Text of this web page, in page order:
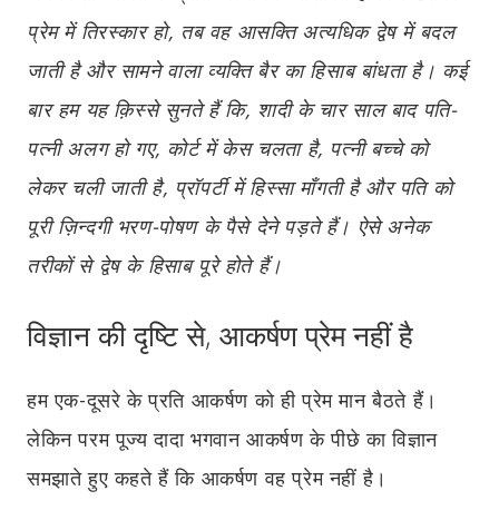
प्रेम में तिरस्कार हो, तब वह आसक्ति अत्यधिक द्वेष में बदल
जाती है और सामने वाला व्यक्ति बैर का हिसाब बांधता है। कई
बार हम यह क़िस्से सुनते हैं कि, शादी के चार साल बाद पति-
पत्नी अलग हो गए, कोर्ट में केस चलता है, पत्नी बच्चे को
लेकर चली जाती है, प्रॉपर्टी में हिस्सा माँगती है और पति को
पूरी ज़िन्दगी भरण-पोषण के पैसे देने पड़ते हैं। ऐसे अनेक
तरीकों से द्वेष के हिसाब पूरे होते हैं।
विज्ञान की दृष्टि से, आकर्षण प्रेम नहीं है
हम एक-दूसरे के प्रति आकर्षण को ही प्रेम मान बैठते हैं।
लेकिन परम पूज्य दादा भगवान आकर्षण के पीछे का विज्ञान
समझाते हुए कहते हैं कि आकर्षण वह प्रेम नहीं है।